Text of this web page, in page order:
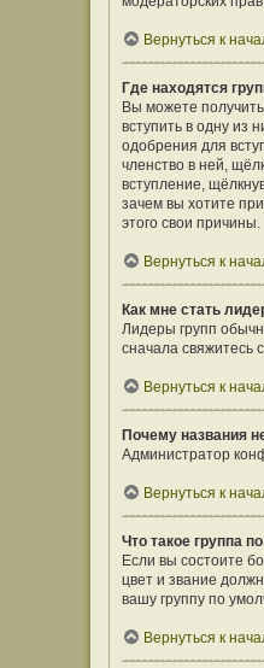
Вернуться к
Где находятся
Вы можете
вступить в одну из
одобрения для
членство в ней,
вступление,
зачем вы хотите
этого свои причины.
Вернуться к
Как мне стать
Лидеры групп
сначала свяжитесь
Вернуться к
Почему названия
Администратор
Вернуться к
Что такое группа
Если вы состоите
цвет и звание
вашу группу по
Вернуться к